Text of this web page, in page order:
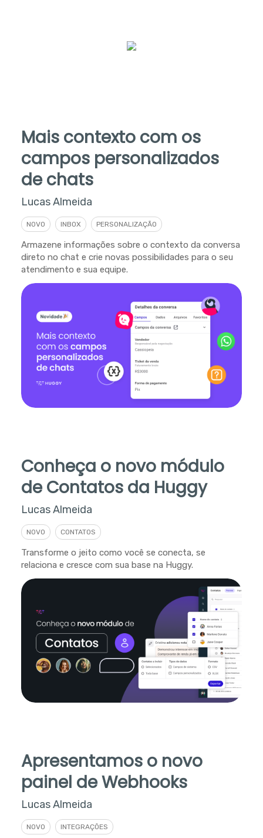
Mais contexto com os
campos personalizados
de chats
Lucas Almeida
NOVO INBOX PERSONALIZAÇÃO
Armazene informações sobre o contexto da conversa
direto no chat e crie novas possibilidades para o seu
atendimento e sua equipe.
Conheça o novo módulo
de Contatos da Huggy
Lucas Almeida
NOVO CONTATOS
Transforme o jeito como você se conecta, se
relaciona e cresce com sua base na Huggy.
Apresentamos o novo
painel de Webhooks
Lucas Almeida
NOVO INTEGRAÇÕES